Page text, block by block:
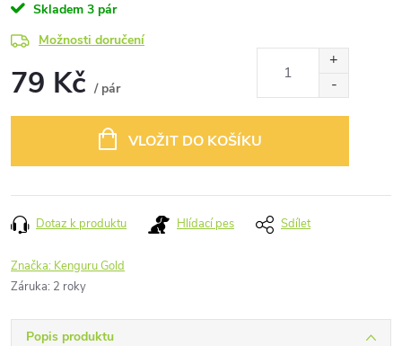
Skladem 3 pár
Možnosti doručení
79 Kč / pár
VLOŽIT DO KOŠÍKU
Dotaz k produktu Hlídací pes Sdílet
Značka: Kenguru Gold
Záruka: 2 roky
Popis produktu